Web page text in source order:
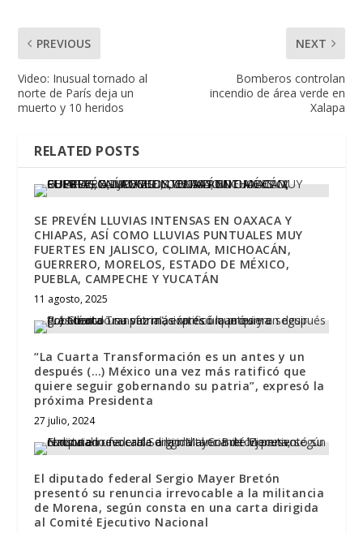
PREVIOUS
Video: Inusual tornado al
norte de París deja un
muerto y 10 heridos
NEXT
Bomberos controlan
incendio de área verde en
Xalapa
RELATED POSTS
SE PREVÉN LLUVIAS INTENSAS EN OAXACA Y
CHIAPAS, ASÍ COMO LLUVIAS PUNTUALES MUY
FUERTES EN JALISCO, COLIMA, MICHOACÁN,
GUERRERO, MORELOS, ESTADO DE MÉXICO,
PUEBLA, CAMPECHE Y YUCATÁN
11 agosto, 2025
“La Cuarta Transformación es un antes y un
después (…) México una vez más ratificó que
quiere seguir gobernando su patria”, expresó la
próxima Presidenta
27 julio, 2024
El diputado federal Sergio Mayer Bretón
presentó su renuncia irrevocable a la militancia
de Morena, según consta en una carta dirigida
al Comité Ejecutivo Nacional